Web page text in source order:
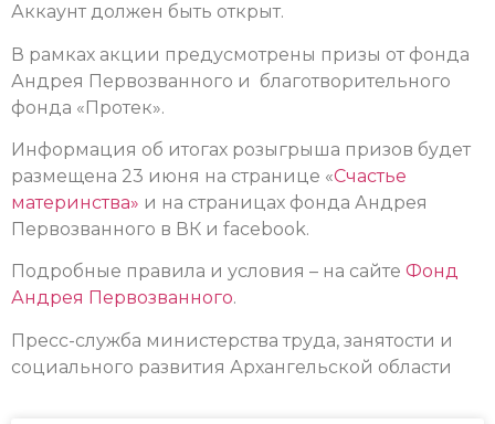
Аккаунт должен быть открыт.
В рамках акции предусмотрены призы от фонда
Андрея Первозванного и благотворительного
фонда «Протек».
Информация об итогах розыгрыша призов будет
размещена 23 июня на странице «Счастье
материнства» и на страницах фонда Андрея
Первозванного в ВК и facebook.
Подробные правила и условия – на сайте Фонд
Андрея Первозванного.
Пресс-служба министерства труда, занятости и
социального развития Архангельской области